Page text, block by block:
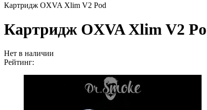
Картридж OXVA Xlim V2 Pod
Картридж OXVA Xlim V2
Нет в наличии
Рейтинг: